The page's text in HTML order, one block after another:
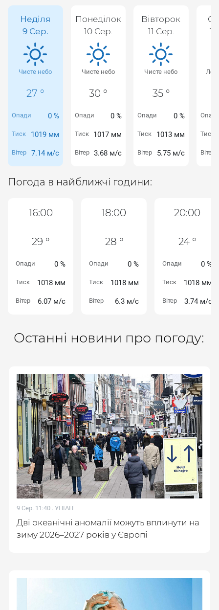
Неділя
9 Сер.
Чисте небо
27 °
Опади 0 %
Тиск 1019 мм
Вітер 7.14 м/с
Понеділок
10 Сер.
Чисте небо
30 °
Опади 0 %
Тиск 1017 мм
Вітер 3.68 м/с
Вівторок
11 Сер.
Чисте небо
35 °
Опади 0 %
Тиск 1013 мм
Вітер 5.75 м/с
Тиск
Вітер
Погода в найближчі години:
16:00
29 °
Опади 0 %
Тиск 1018 мм
Вітер 6.07 м/с
18:00
28 °
Опади 0 %
Тиск 1018 мм
Вітер 6.3 м/с
20:00
24 °
Опади 0 %
Тиск 1018 мм
Вітер 3.74 м/с
Останні новини про погоду:
9 Сер. 11:40 . УНІАН
Дві океанічні аномалії можуть вплинути на
зиму 2026–2027 років у Європі